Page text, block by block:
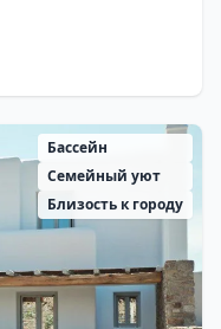
Бассейн
Семейный уют
Близость к городу